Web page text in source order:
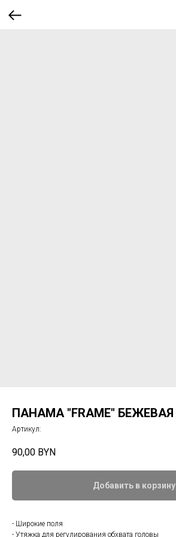
ПАНАМА "FRAME" БЕЖЕВАЯ
Артикул:
90,00 BYN
Добавить в корзину
- Широкие поля
- Утяжка для регулирования обхвата головы